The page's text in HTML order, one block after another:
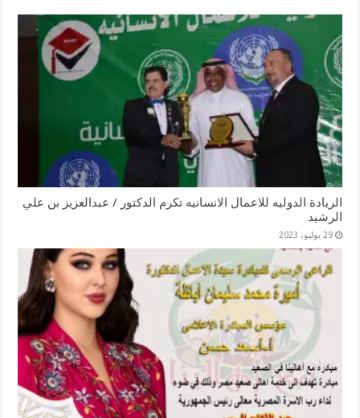
الريادة الدوليه للاعمال الانسانيه تكرم الدكتور / عبدالعزيز بن علي
الرشيد
29 يوليو، 2023